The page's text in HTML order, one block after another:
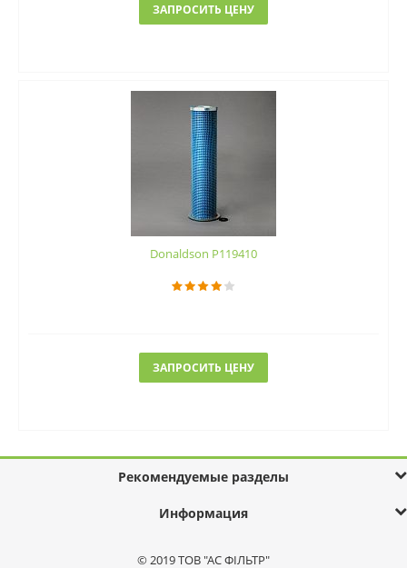
ЗАПРОСИТЬ ЦЕНУ
Donaldson P119410
ЗАПРОСИТЬ ЦЕНУ
Рекомендуемые разделы
Информация
© 2019 ТОВ "АС ФІЛЬТР"